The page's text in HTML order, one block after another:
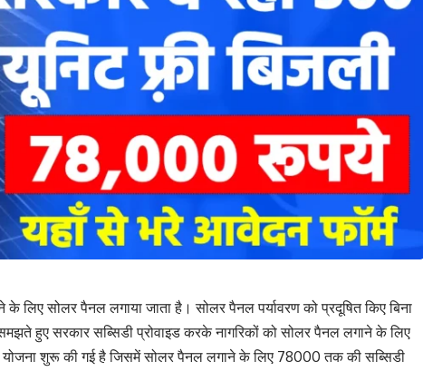
सोलर पैनल लगाया जाता है। सोलर पैनल पर्यावरण को प्रदूषित किए बिना
हुए सरकार सब्सिडी प्रोवाइड करके नागरिकों को सोलर पैनल लगाने के लिए
योजना शुरू की गई है जिसमें सोलर पैनल लगाने के लिए 78000 तक की सब्सिडी